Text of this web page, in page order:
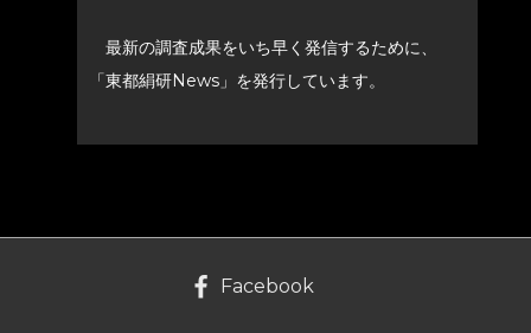
最新の調査成果をいち早く発信するために、
「東都絹研News」を発行しています。
Facebook